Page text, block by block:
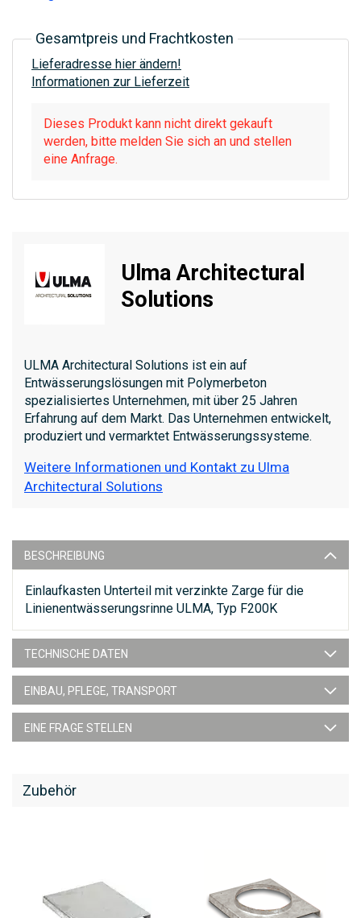
Gesamtpreis und Frachtkosten
Lieferadresse hier ändern!
Informationen zur Lieferzeit
Dieses Produkt kann nicht direkt gekauft
werden, bitte melden Sie sich an und stellen
eine Anfrage.
Ulma Architectural
Solutions
ULMA Architectural Solutions ist ein auf
Entwässerungslösungen mit Polymerbeton
spezialisiertes Unternehmen, mit über 25 Jahren
Erfahrung auf dem Markt. Das Unternehmen entwickelt,
produziert und vermarktet Entwässerungssysteme.
Weitere Informationen und Kontakt zu Ulma
Architectural Solutions
BESCHREIBUNG
Einlaufkasten Unterteil mit verzinkte Zarge für die
Linienentwässerungsrinne ULMA, Typ F200K
TECHNISCHE DATEN
EINBAU, PFLEGE, TRANSPORT
EINE FRAGE STELLEN
Zubehör